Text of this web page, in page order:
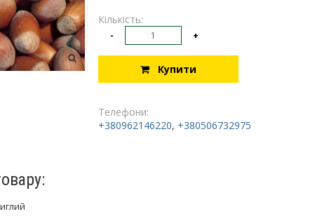
Кількість:
- +
Купити
Телефони:
+380962146220, +380506732975